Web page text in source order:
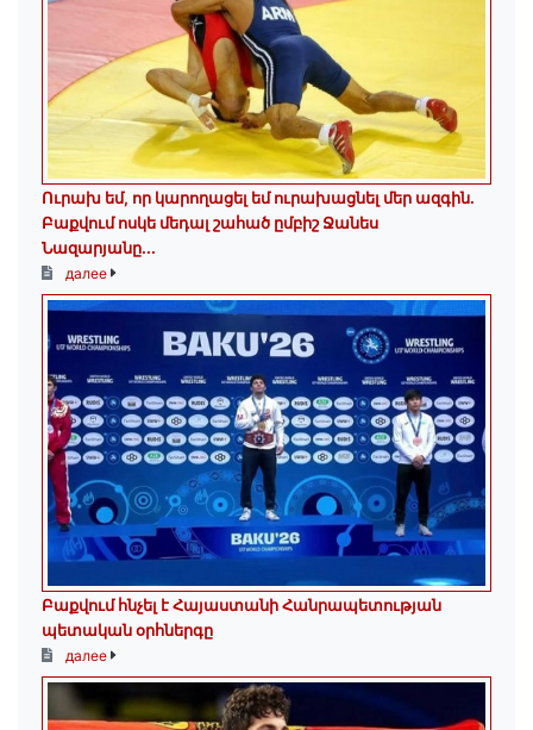
Ուրախ եմ, որ կարողացել եմ ուրախացնել մեր ազգին.
Բաքվում ոսկե մեդալ շահած ըմբիշ Ջանես
Նազարյանը...
далее
Բաքվում հնչել է Հայաստանի Հանրապետության
պետական օրհներգը
далее